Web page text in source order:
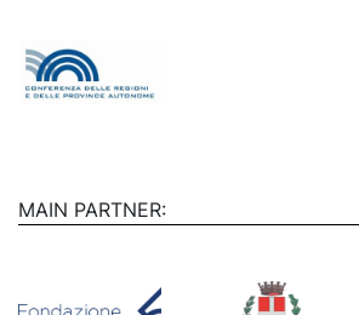
MAIN PARTNER: